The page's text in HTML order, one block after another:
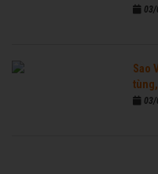
03/
Sao
03/